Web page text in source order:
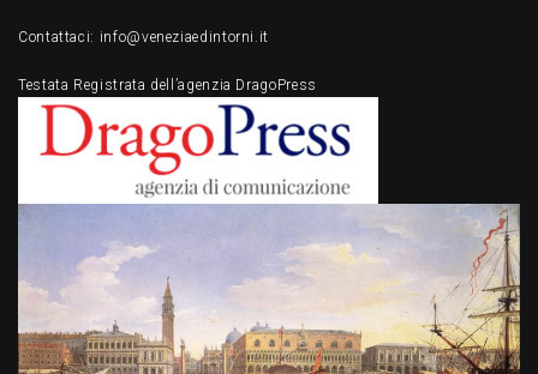
Contattaci: info@veneziaedintorni.it
Testata Registrata dell’agenzia DragoPress